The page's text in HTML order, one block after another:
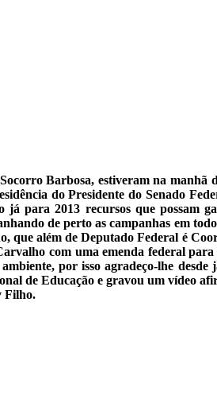
Barbosa, estiveram na manhã
do Presidente do Senado
para 2013 recursos que possam
de perto as campanhas em
que além de Deputado Federal é
com uma emenda federal
por isso agradeço-lhe desde
de Educação e gravou um vídeo
Filho.